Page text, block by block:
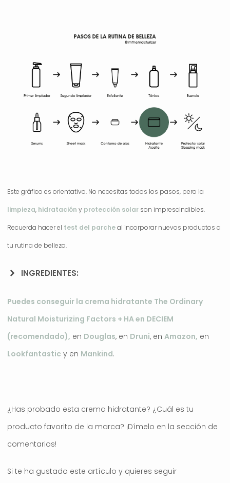
Este gráfico es orientativo. No necesitas todos los pasos, pero la
limpieza, hidratación y protección solar son imprescindibles.
Recuerda hacer el test del parcheal incorporar nuevos productos a
tu rutina de belleza.
INGREDIENTES:
Puedes conseguir la crema hidratante The Ordinary
Natural Moisturizing Factors + HA en DECIEM
(recomendado), en Douglas, en Druni, en Amazon, en
Lookfantastic y en Mankind.
¿Has probado esta crema hidratante? ¿Cuál es tu
producto favorito de la marca? ¡Dímelo en la sección de
comentarios!
Si te ha gustado este artículo y quieres seguir